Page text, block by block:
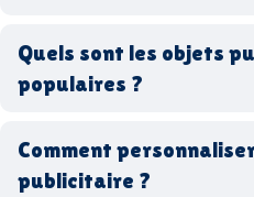
Quels sont les objets
populaires ?
stylos personnalisés
gourdes réutilisables
Comment
publicitaire ?